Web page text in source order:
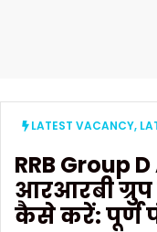
LATEST VACANCY,
RRB Group
आरआरबी
कैसे करें: पूर्ण